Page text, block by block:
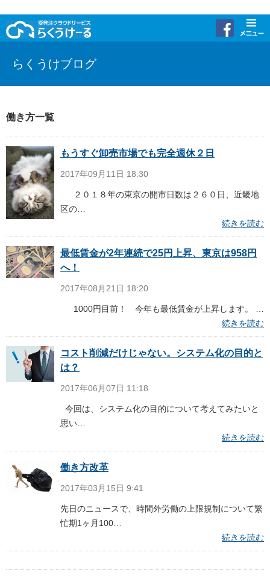
らくうけブログ
働き方一覧
もうすぐ卸売市場でも完全週休２日
2017年09月11日 18:30
２０１８年の東京の開市日数は２６０日、近畿地
区の…
続きを読む
最低賃金が2年連続で25円上昇、東京は958円
へ！
2017年08月21日 18:20
1000円目前！ 今年も最低賃金が上昇します。 …
続きを読む
コスト削減だけじゃない。システム化の目的と
は？
2017年06月07日 11:18
今回は、システム化の目的について考えてみたいと
思い…
続きを読む
働き方改革
2017年03月15日 9:41
先日のニュースで、時間外労働の上限規制について繁
忙期1ヶ月100…
続きを読む